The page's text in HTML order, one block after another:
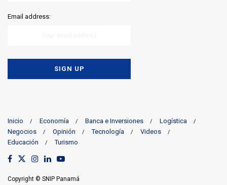
Email address:
Inicio Economía Banca e Inversiones
Logística
Negocios
Opinión Tecnología
Videos
Educación
Turismo
Copyright © SNIP Panamá